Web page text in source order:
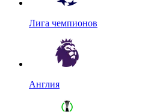
Лига чемпионов
Англия